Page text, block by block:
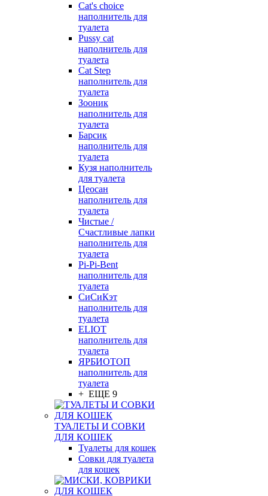
Cat's choice
наполнитель для
туалета
Pussy cat
наполнитель для
туалета
Cat Step
наполнитель для
туалета
Зооник
наполнитель для
туалета
Барсик
наполнитель для
туалета
Кузя наполнитель
для туалета
Цеосан
наполнитель для
туалета
Чистые /
Счастливые лапки
наполнитель для
туалета
Pi-Pi-Bent
наполнитель для
туалета
СиСиКэт
наполнитель для
туалета
ELIOT
наполнитель для
туалета
ЯРБИОТОП
наполнитель для
туалета
+ ЕЩЕ 9
ТУАЛЕТЫ И СОВКИ
ДЛЯ КОШЕК
Туалеты для кошек
Совки для туалета
для кошек